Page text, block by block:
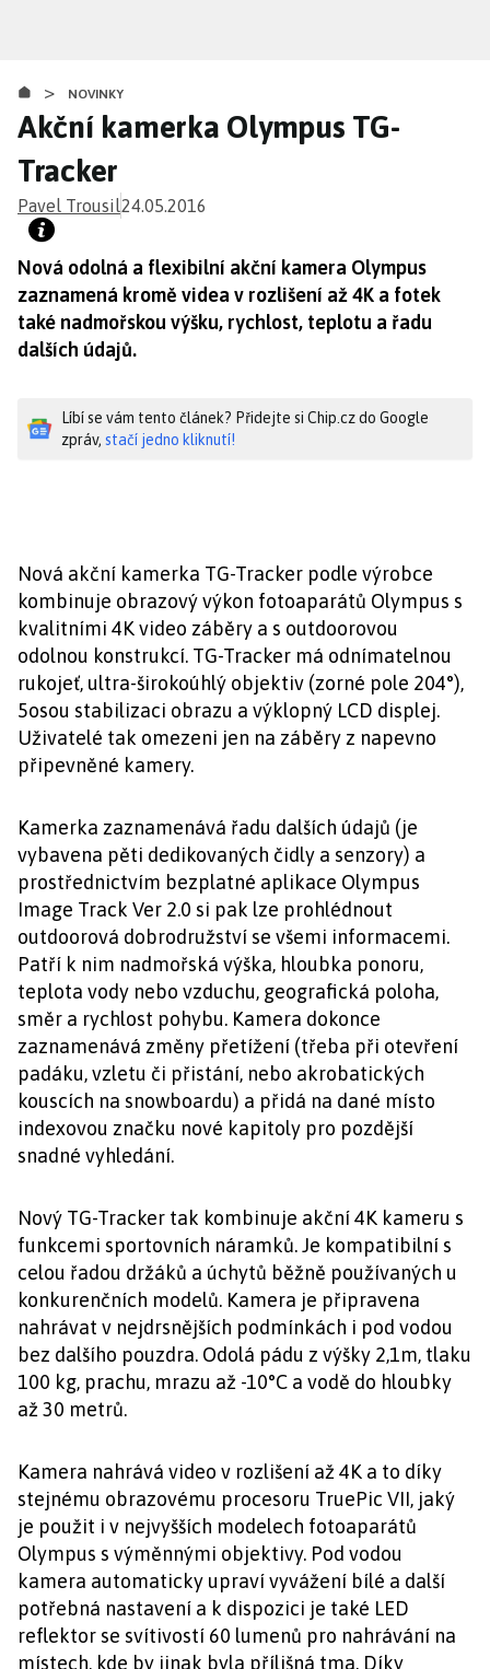
obsahu
> NOVINKY
Akční kamerka Olympus TG-
Tracker
Pavel Trousil24.05.2016
Nová odolná a flexibilní akční kamera Olympus
zaznamená kromě videa v rozlišení až 4K a fotek
také nadmořskou výšku, rychlost, teplotu a řadu
dalších údajů.
Líbí se vám tento článek? Přidejte si Chip.cz do Google
zpráv, stačí jedno kliknutí!
Nová akční kamerka TG-Tracker podle výrobce
kombinuje obrazový výkon fotoaparátů Olympus s
kvalitními 4K video záběry a s outdoorovou
odolnou konstrukcí. TG-Tracker má odnímatelnou
rukojeť, ultra-širokoúhlý objektiv (zorné pole 204°),
5osou stabilizaci obrazu a výklopný LCD displej.
Uživatelé tak omezeni jen na záběry z napevno
připevněné kamery.
Kamerka zaznamenává řadu dalších údajů (je
vybavena pěti dedikovaných čidly a senzory) a
prostřednictvím bezplatné aplikace Olympus
Image Track Ver 2.0 si pak lze prohlédnout
outdoorová dobrodružství se všemi informacemi.
Patří k nim nadmořská výška, hloubka ponoru,
teplota vody nebo vzduchu, geografická poloha,
směr a rychlost pohybu. Kamera dokonce
zaznamenává změny přetížení (třeba při otevření
padáku, vzletu či přistání, nebo akrobatických
kouscích na snowboardu) a přidá na dané místo
indexovou značku nové kapitoly pro pozdější
snadné vyhledání.
Nový TG-Tracker tak kombinuje akční 4K kameru s
funkcemi sportovních náramků. Je kompatibilní s
celou řadou držáků a úchytů běžně používaných u
konkurenčních modelů. Kamera je připravena
nahrávat v nejdrsnějších podmínkách i pod vodou
bez dalšího pouzdra. Odolá pádu z výšky 2,1m, tlaku
100 kg, prachu, mrazu až -10°C a vodě do hloubky
až 30 metrů.
Kamera nahrává video v rozlišení až 4K a to díky
stejnému obrazovému procesoru TruePic VII, jaký
je použit i v nejvyšších modelech fotoaparátů
Olympus s výměnnými objektivy. Pod vodou
kamera automaticky upraví vyvážení bílé a další
potřebná nastavení a k dispozici je také LED
reflektor se svítivostí 60 lumenů pro nahrávání na
místech, kde by jinak byla přílišná tma. Díky